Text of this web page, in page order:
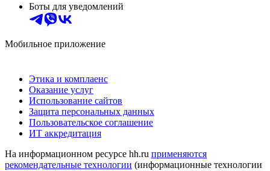
Боты для уведомлений
Мобильное приложение
Этика и комплаенс
Оказание услуг
Использование сайтов
Защита персональных данных
Пользовательское соглашение
ИТ аккредитация
На информационном ресурсе hh.ru применяются
рекомендательные технологии (информационные технологии